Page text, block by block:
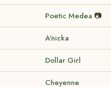
Poetic Medea 📷
A'nicka
Dollar Girl
Cheyenne